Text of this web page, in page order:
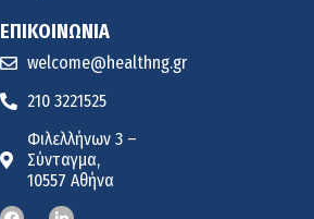
ΕΠΙΚΟΙΝΩΝΙΑ
welcome@healthng.gr
210 3221525
Φιλελλήνων 3 –
Σύνταγμα,
10557 Αθήνα